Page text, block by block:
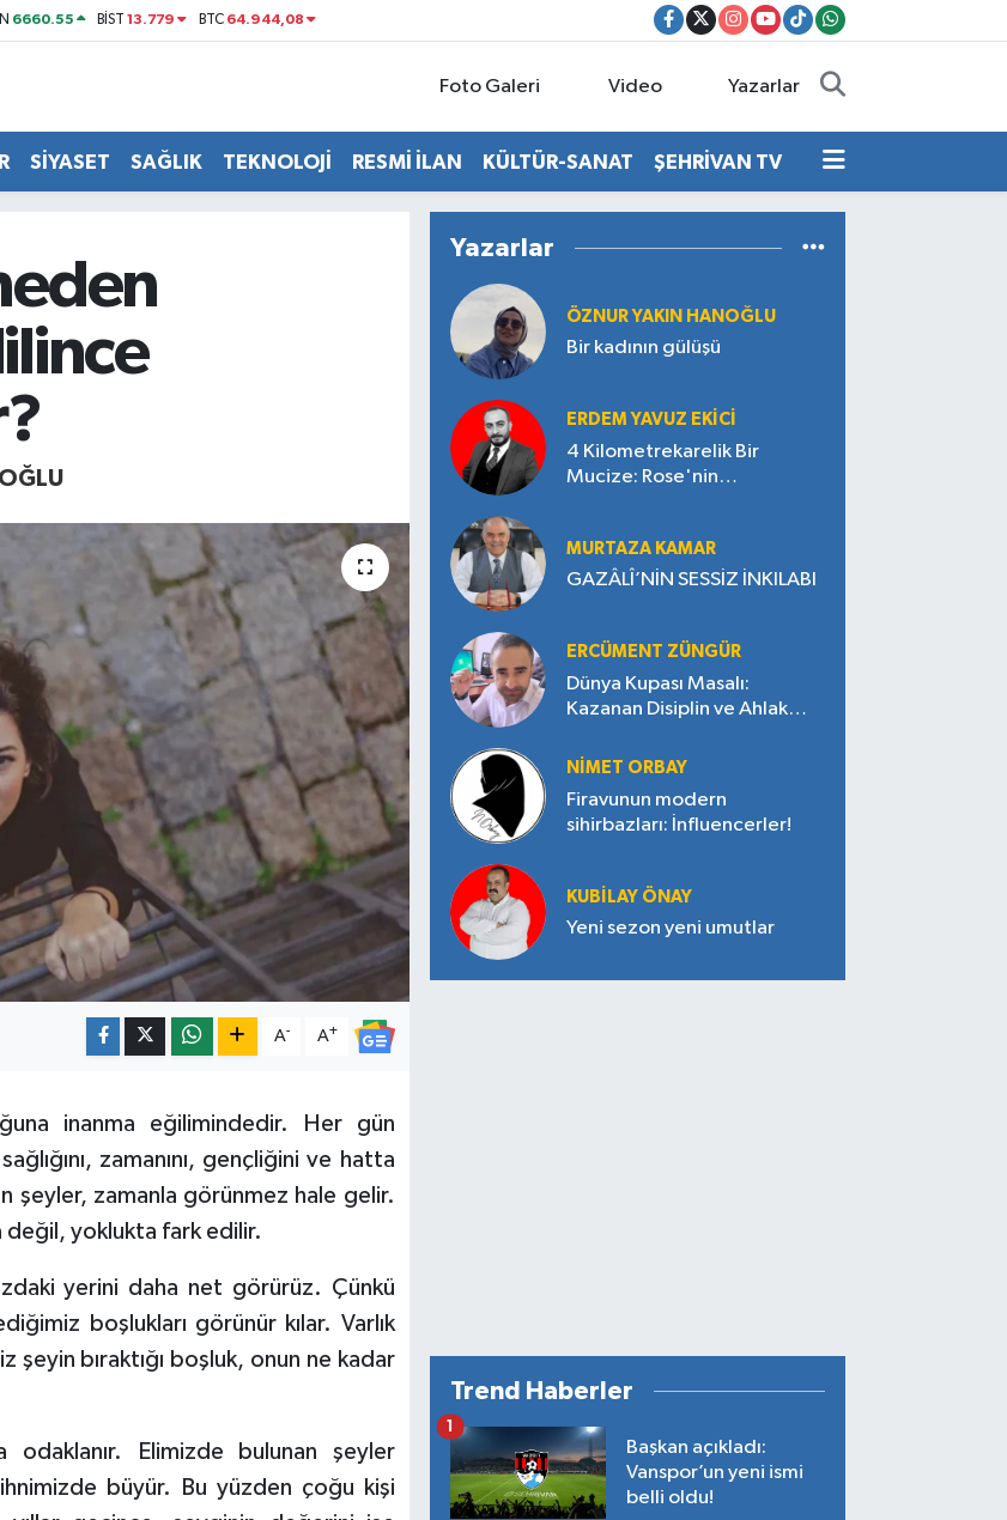
6660.55 BİST13.779 BTC 64.944,08
Foto Galeri Video Yazarlar
SİYASET SAĞLIK TEKNOLOJİ RESMİ İLAN KÜLTÜR-SANAT ŞEHRİVAN TV
A- A+
inanma eğilimindedir. Her gün
zamanını, gençliğini ve hatta
şeyler, zamanla görünmez hale gelir.
değil, yoklukta fark edilir.
yerini daha net görürüz. Çünkü
boşlukları görünür kılar. Varlık
bıraktığı boşluk, onun ne kadar
odaklanır. Elimizde bulunan şeyler
büyür. Bu yüzden çoğu kişi
Yazarlar
ÖZNUR YAKIN HANOĞLU
Bir kadının gülüşü
ERDEM YAVUZ EKICI
4 Kilometrekarelik Bir
Mucize: Rose'nin
MURTAZA KAMAR
GAZÂLÎ’NİN SESSİZ İNKILABI
ERCÜMENT ZÜNGÜR
Dünya Kupası Masalı:
Kazanan Disiplin ve Ahlak
NIMET ORBAY
Firavunun modern
sihirbazları: İnfluencerler!
KUBILAY ÖNAY
Yeni sezon yeni umutlar
Trend Haberler
Başkan açıkladı:
Vanspor’un yeni ismi
belli oldu!
1